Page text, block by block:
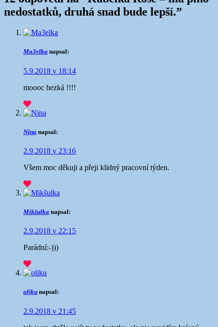
nedostatků, druhá snad bude lepší.”
Ma3elka napsal:
5.9.2018 v 18:14
moooc hezká !!!!
Nina napsal:
2.9.2018 v 23:16
Všem moc děkuji a přeji klidný pracovní týden.
Mikšulka napsal:
2.9.2018 v 22:15
Parádní:-)))
oliku napsal:
2.9.2018 v 21:45